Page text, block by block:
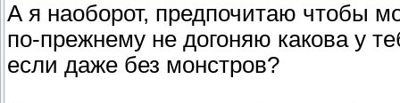
А я наоборот, предпочитаю чтобы
по-прежнему не догоняю какова у
если даже без монстров?